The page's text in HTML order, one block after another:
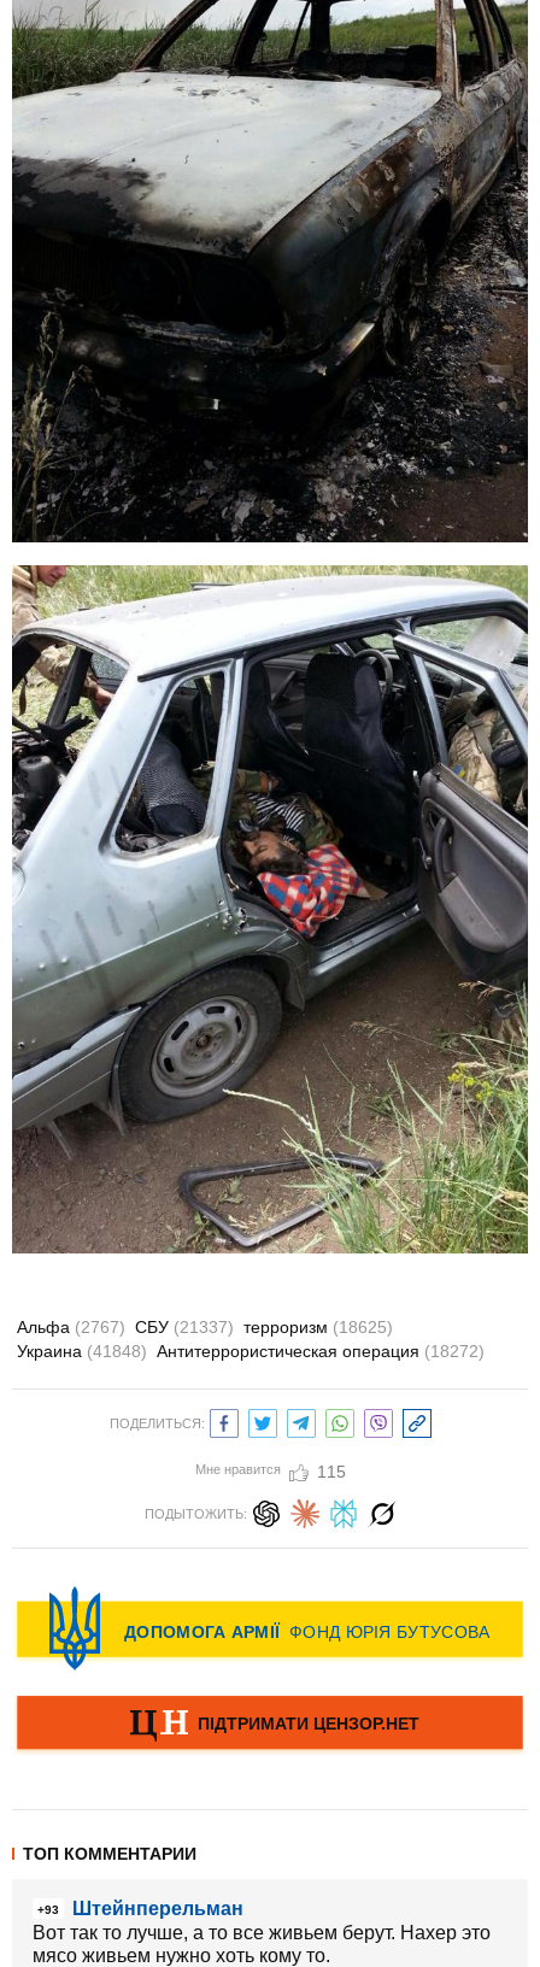
Альфа (2767) СБУ (21337) терроризм (18625)
Украина (41848) Антитеррористическая операция (18272)
ПОДЕЛИТЬСЯ:
Мне нравится 115
ПОДЫТОЖИТЬ:
ТОП КОММЕНТАРИИ
+93
Штейнперельман
Вот так то лучше, а то все живьем берут. Нахер это
мясо живьем нужно хоть кому то.